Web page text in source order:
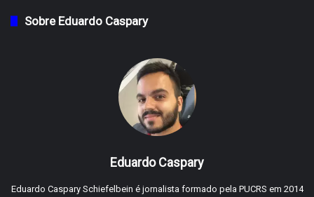
Sobre Eduardo Caspary
Eduardo Caspary
Eduardo Caspary Schiefelbein é jornalista formado pela PUCRS em 2014